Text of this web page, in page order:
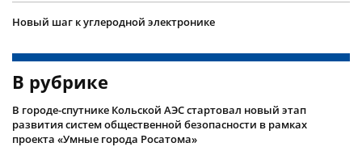
Новый шаг к углеродной электронике
В рубрике
В городе-спутнике Кольской АЭС стартовал новый этап
развития систем общественной безопасности в рамках
проекта «Умные города Росатома»